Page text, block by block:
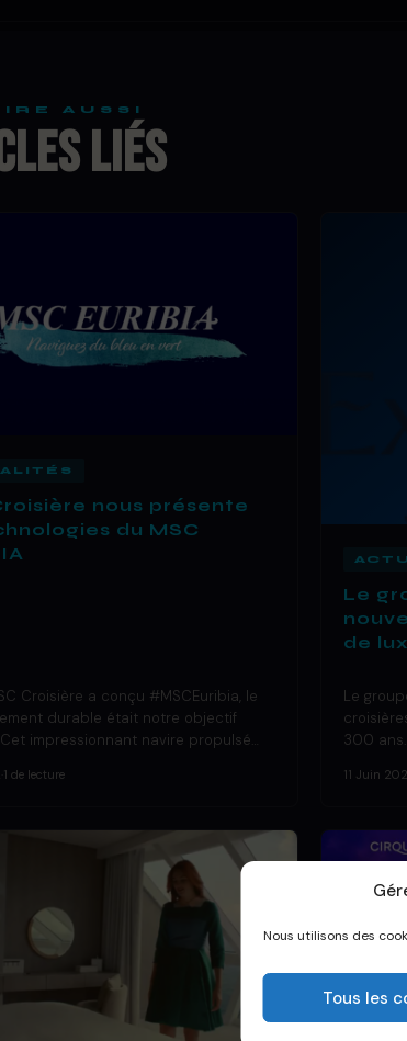
Nous utilisons des
Tous les
AUSSI
LIÉS
nous présente
du MSC
Croisière a conçu #MSCEuribia, le
durable était notre objectif
Cet impressionnant navire propulsé…
1 de lecture
Le
de
Le
300 ans…
11 Juin